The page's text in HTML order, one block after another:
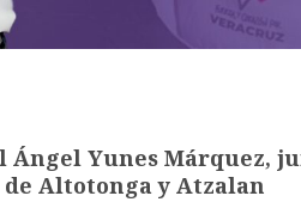
Ángel Yunes Márquez,
Altotonga y Atzalan